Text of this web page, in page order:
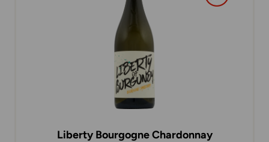
Liberty Bourgogne Chardonnay